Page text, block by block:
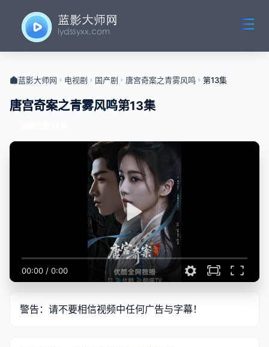
蓝影大师网 电视剧 国产剧 唐宫奇案之青雾风鸣 第13集
唐宫奇案之青雾风鸣第13集
00:00 / 0:00
警告：请不要相信视频中任何广告与字幕！